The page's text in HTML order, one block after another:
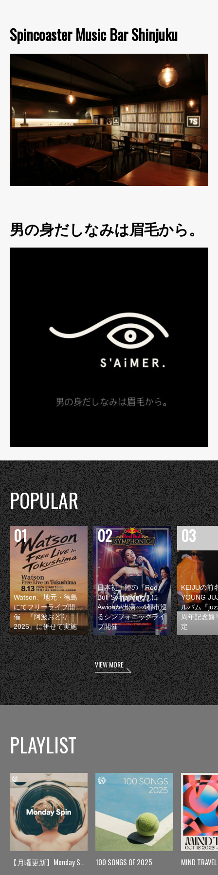
Spincoaster Music Bar Shinjuku
男の身だしなみは眉毛から。
POPULAR
Watson、地元・徳島
にてフリーライブ開
催 『阿波おどり
2026』に併せて実施
日本初上陸の『Red
Bull Symphonic』に
Awichが出演 4都市巡
るシンフォニックライ
ブ開催
KEIJUの前
YOUNG
ルバム『
周年記念盤
定
VIEW MORE
PLAYLIST
【月曜更新】Monday Spin 100 SONGS OF 2025 MIND TRAVEL